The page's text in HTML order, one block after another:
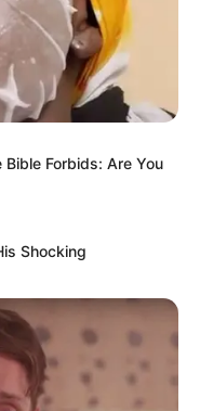
Forbids: Are You
Shocking